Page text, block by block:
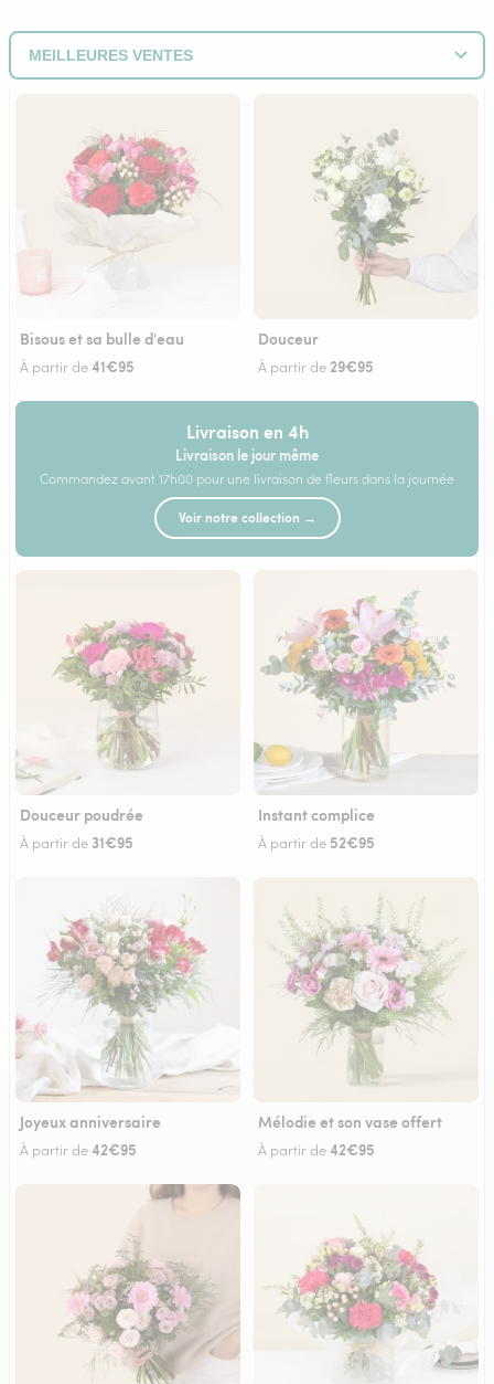
Bisous et sa bulle d'eau
À partir de41€95
Douceur
À partir de 29€95
Livraison en 4h
Livraison le jour même
Commandez avant 17h00 pour une livraison de fleurs dans la journée
Voir notre collection →
Douceur poudrée
À partir de 31€95
Instant complice
À partir de 52€95
Joyeux anniversaire
À partir de42€95
Mélodie et son vase offert
À partir de42€95